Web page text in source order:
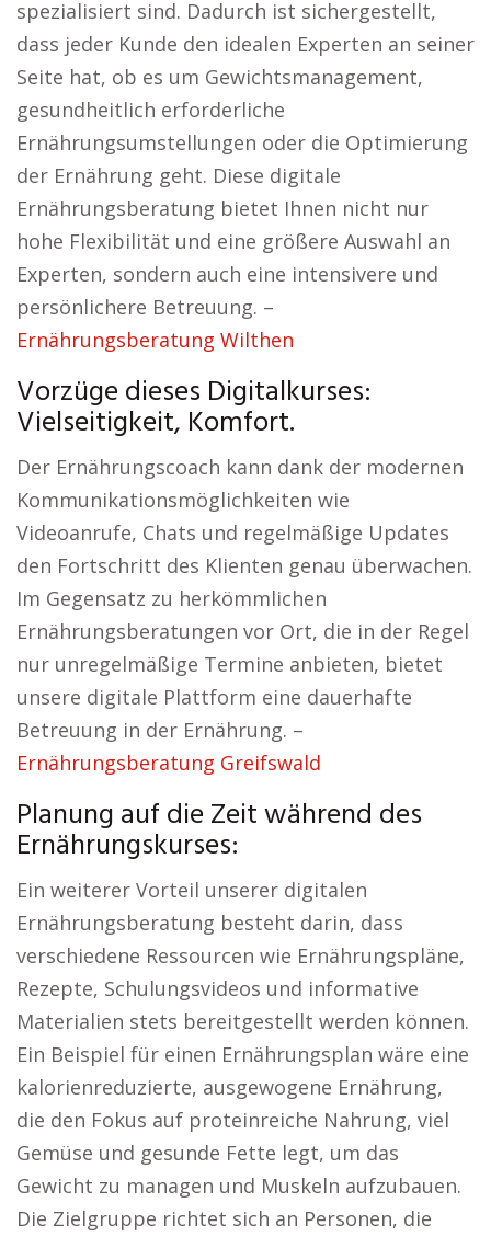
spezialisiert sind. Dadurch ist sichergestellt,
dass jeder Kunde den idealen Experten an seiner
Seite hat, ob es um Gewichtsmanagement,
gesundheitlich erforderliche
Ernährungsumstellungen oder die Optimierung
der Ernährung geht. Diese digitale
Ernährungsberatung bietet Ihnen nicht nur
hohe Flexibilität und eine größere Auswahl an
Experten, sondern auch eine intensivere und
persönlichere Betreuung. –
Ernährungsberatung Wilthen
Vorzüge dieses Digitalkurses:
Vielseitigkeit, Komfort.
Der Ernährungscoach kann dank der modernen
Kommunikationsmöglichkeiten wie
Videoanrufe, Chats und regelmäßige Updates
den Fortschritt des Klienten genau überwachen.
Im Gegensatz zu herkömmlichen
Ernährungsberatungen vor Ort, die in der Regel
nur unregelmäßige Termine anbieten, bietet
unsere digitale Plattform eine dauerhafte
Betreuung in der Ernährung. –
Ernährungsberatung Greifswald
Planung auf die Zeit während des
Ernährungskurses:
Ein weiterer Vorteil unserer digitalen
Ernährungsberatung besteht darin, dass
verschiedene Ressourcen wie Ernährungspläne,
Rezepte, Schulungsvideos und informative
Materialien stets bereitgestellt werden können.
Ein Beispiel für einen Ernährungsplan wäre eine
kalorienreduzierte, ausgewogene Ernährung,
die den Fokus auf proteinreiche Nahrung, viel
Gemüse und gesunde Fette legt, um das
Gewicht zu managen und Muskeln aufzubauen.
Die Zielgruppe richtet sich an Personen, die